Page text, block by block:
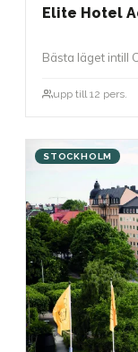
Elite Hotel
Bästa läget intill
upp till 12 pers.
STOCKHOLM